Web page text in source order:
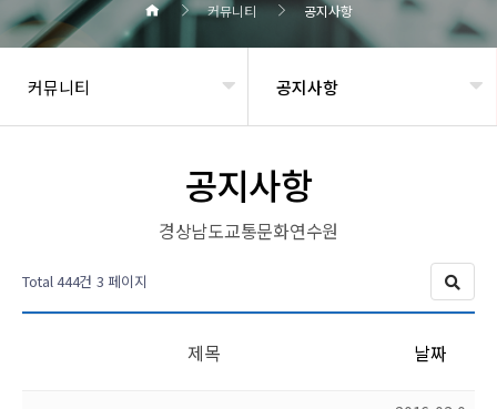
커뮤니티 공지사항
커뮤니티 공지사항
공지사항
경상남도교통문화연수원
Total 444건 3 페이지
제목 날짜